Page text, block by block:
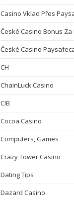
Casino Vklad Přes
České Casino Bonus Za
České Casino
CH
ChainLuck Casino
CIB
Cocoa Casino
Computers, Games
Crazy Tower Сasino
Dating Tips
Dazard Casino